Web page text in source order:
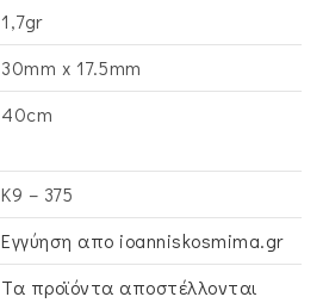
1,7gr
30mm x 17.5mm
40cm
Κ9 – 375
Εγγύηση απο ioanniskosmima.gr
Τα προϊόντα αποστέλλονται